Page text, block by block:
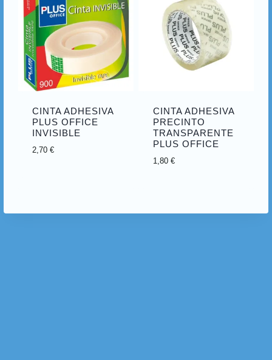
CINTA ADHESIVA
PLUS OFFICE
INVISIBLE
2,70€
CINTA ADHESIVA
PRECINTO
TRANSPARENTE
PLUS OFFICE
1,80 €